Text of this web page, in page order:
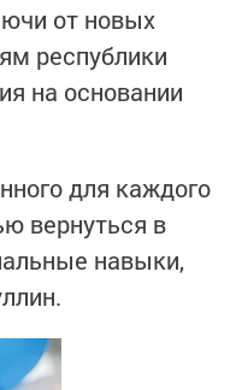
от новых
республики
на основании
для каждого
вернуться в
навыки,